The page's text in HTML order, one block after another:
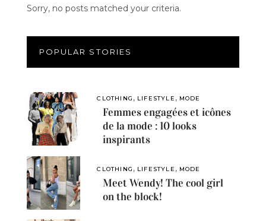
Sorry, no posts matched your criteria.
POPULAR STORIES
CLOTHING , LIFESTYLE , MODE
Femmes engagées et icônes
de la mode : 10 looks
inspirants
CLOTHING , LIFESTYLE , MODE
Meet Wendy! The cool girl
on the block!